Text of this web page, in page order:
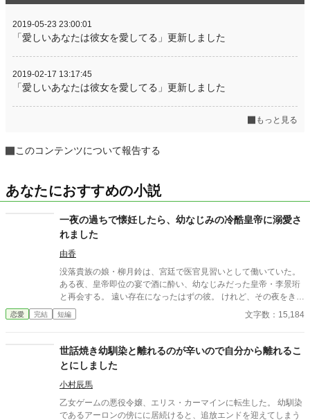
2019-05-23 23:00:01
「愛しいあなたは彼女を愛してる」更新しました
2019-02-17 13:17:45
「愛しいあなたは彼女を愛してる」更新しました
もっと見る
このコンテンツについて報告する
あなたにおすすめの小説
一夜の過ちで懐妊したら、幼なじみの冷酷皇帝に溺愛さ
れました
由香
没落貴族の娘・柳月鈴は、宮廷で医官見習いとして働いていた。
ある夜、皇帝即位の宴で酒に酔い、幼なじみだった皇帝・李景珩
と再会する。 遠い存在になったはずの彼。 けれど、その夜をきっ
かけに月鈴の運命は大きく動き出す。 冷酷と恐れられる皇帝が、
なぜか彼女だけには甘すぎて――。
恋愛 完結 短編 文字数：15,184
世話焼き幼馴染と離れるのが辛いので自分から離れるこ
とにしました
小村辰馬
乙女ゲームの悪役令嬢、エリス・カーマインに転生した。 幼馴染
であるアーロンの傍にに居続けると、追放エンドを迎えてしまう